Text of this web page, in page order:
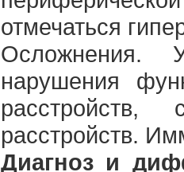
отмечаться
Осложнения.
нарушения
расстройств,
расстройств.
Диагноз и